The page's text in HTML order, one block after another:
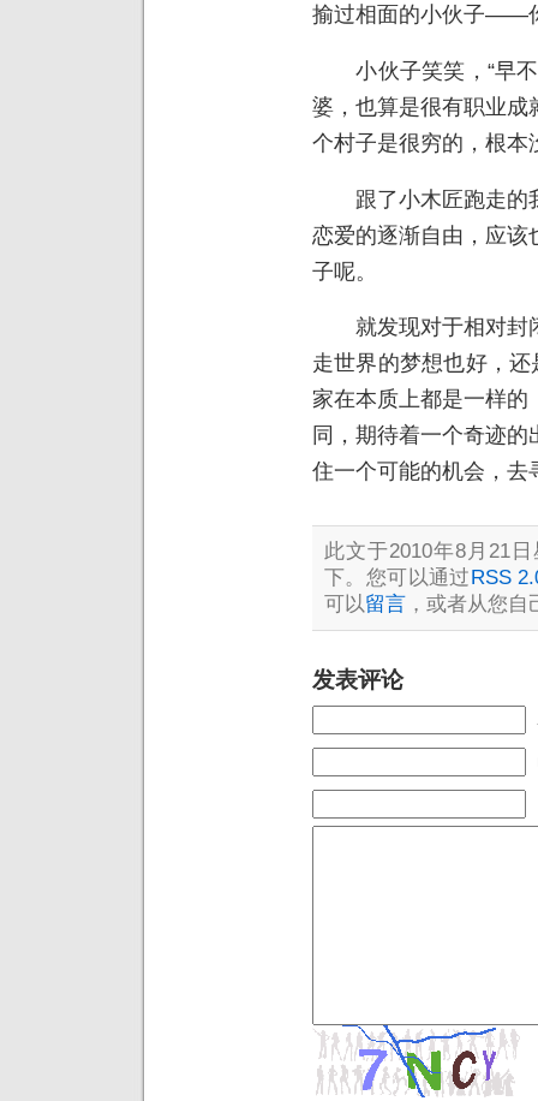
揄过相面的小伙子——
小伙子笑笑，“早不
婆，也算是很有职业成
个村子是很穷的，根本
跟了小木匠跑走的
恋爱的逐渐自由，应该
子呢。
就发现对于相对封
走世界的梦想也好，还
家在本质上都是一样
同，期待着一个奇迹
住一个可能的机会，去
此文于2010年8月21
下。您可以通过 RSS
可以留言 ，或者从您自
发表评论